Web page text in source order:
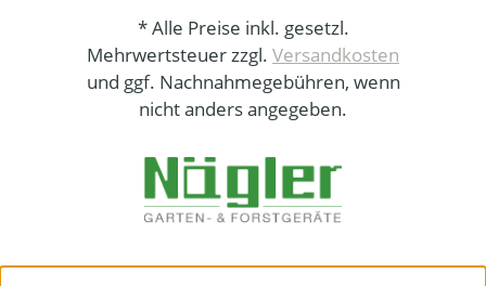
* Alle Preise inkl. gesetzl.
Mehrwertsteuer zzgl. Versandkosten
und ggf. Nachnahmegebühren, wenn
nicht anders angegeben.